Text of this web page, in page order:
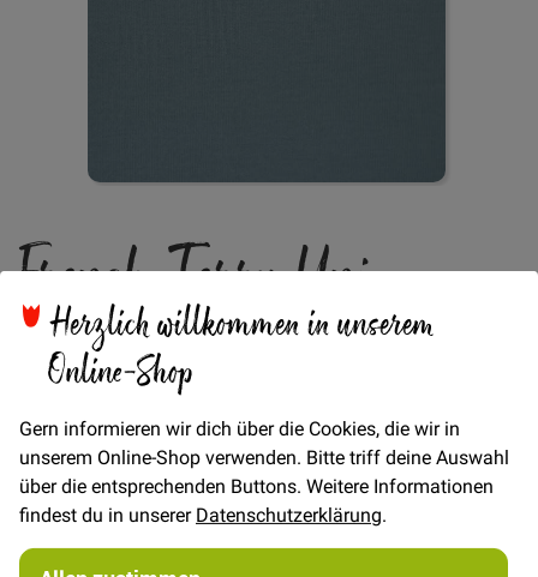
Herzlich willkommen in unserem
Online-Shop
Gern informieren wir dich über die Cookies, die wir in
unserem Online-Shop verwenden. Bitte triff deine Auswahl
über die entsprechenden Buttons. Weitere Informationen
findest du in unsererDatenschutzerklärung.
der
Bildgalerie
springen
French Terry Uni -
Mineral Neu
15,00 €
€/METER (Freie Eingabe)
Menge